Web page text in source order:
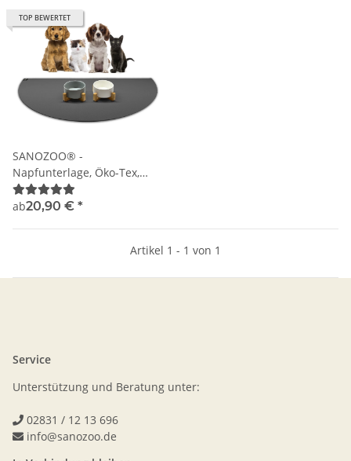
TOP BEWERTET
SANOZOO® -
Napfunterlage, Öko-Tex,
Halbrund
ab20,90 € *
Artikel 1 - 1 von 1
Service
Unterstützung und Beratung unter:
02831 / 12 13 696
info@sanozoo.de